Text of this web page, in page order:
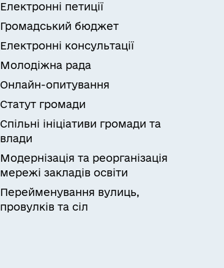
Електронні петиції
Громадський бюджет
Електронні консультації
Молодіжна рада
Онлайн-опитування
Статут громади
Спільні ініціативи громади та
влади
Модернізація та реорганізація
мережі закладів освіти
Перейменування вулиць,
провулків та сіл